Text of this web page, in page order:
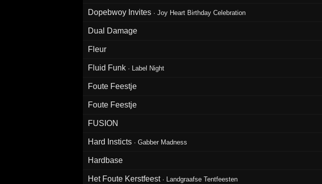
Dopebwoy Invites · Joy Heart Birthday Celebration
Dual Damage
Fleur
Fluid Funk · Label Night
Foute Feestje
Foute Feestje
FUSION
Hard Insticts · Gabber Madness
Hardbase
Het Foute Kerstfeest · Landgraafse Tentfeesten